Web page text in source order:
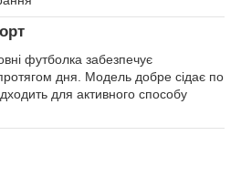
футболка забезпечує
дня. Модель добре сідає по
для активного способу